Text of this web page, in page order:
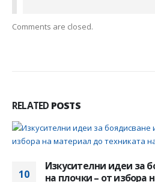
Comments are closed.
RELATED POSTS